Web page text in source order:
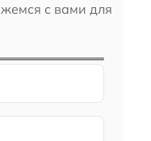
с вами для